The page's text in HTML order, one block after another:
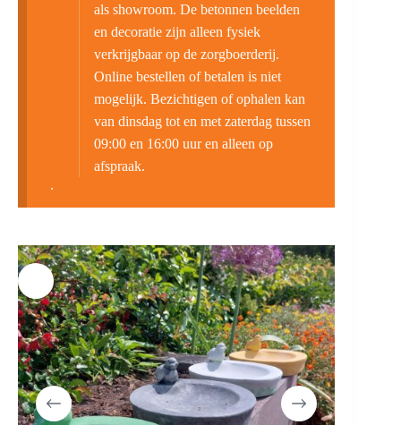
als showroom. De betonnen beelden
en decoratie zijn alleen fysiek
verkrijgbaar op de zorgboerderij.
Online bestellen of betalen is niet
mogelijk. Bezichtigen of ophalen kan
van dinsdag tot en met zaterdag tussen
09:00 en 16:00 uur en alleen op
afspraak.
.